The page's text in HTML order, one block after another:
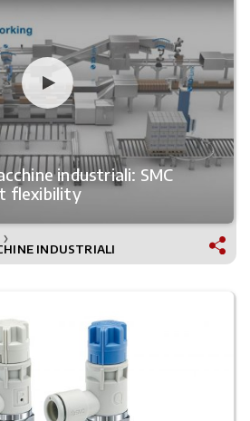
industriali: SMC
flexibility
❯
INDUSTRIALI